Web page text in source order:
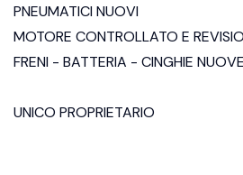
PNEUMATICI NUOVI
MOTORE CONTROLLATO E
FRENI - BATTERIA - CINGHIE NUOVE
UNICO PROPRIETARIO